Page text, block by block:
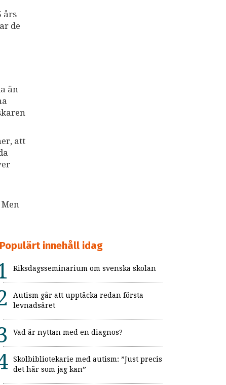
års
de
än
att
Populärt innehåll idag
Riksdagsseminarium om svenska skolan
Autism går att upptäcka redan första
levnadsåret
Vad är nyttan med en diagnos?
Skolbibliotekarie med autism: ”Just precis
det här som jag kan”